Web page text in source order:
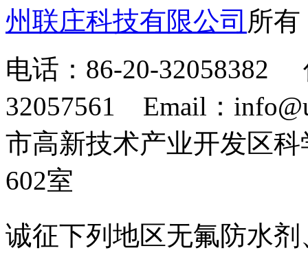
州联庄科技有限公司 所
电话：86-20-32058382
32057561 Email：
市高新技术产业开发区
602室
诚征下列地区无氟防水